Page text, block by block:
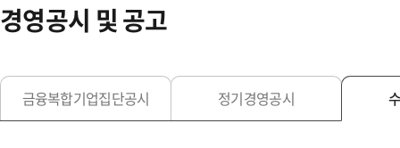
으
로
동
경영공시 및 공고
금융복합기업집단공시 정기경영공시